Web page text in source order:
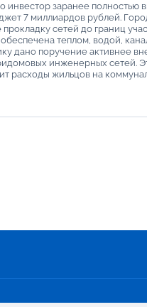
инвестор заранее полностью
7 миллиардов рублей.
сетей до границ
теплом, водой,
дано поручение активнее
инженерных сетей.
расходы жильцов на